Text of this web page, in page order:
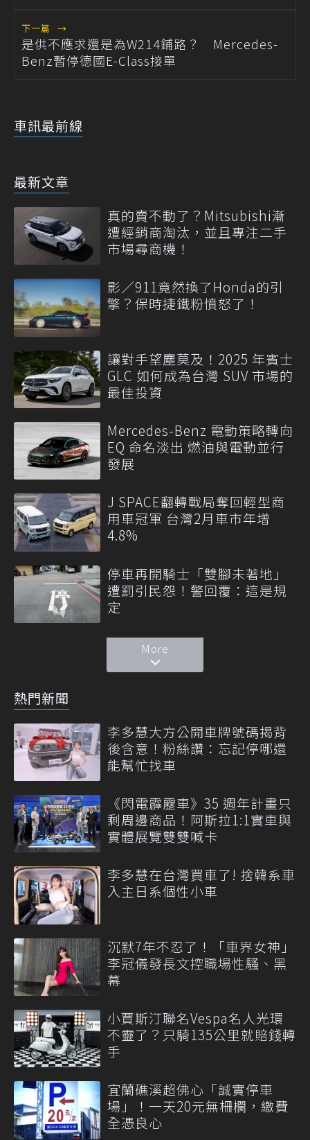
下一篇 →
是供不應求還是為W214鋪路？ Mercedes-
Benz暫停德國E-Class接單
車訊最前線
最新文章
真的賣不動了？Mitsubishi漸
遭經銷商淘汰，並且專注二手
市場尋商機！
影／911竟然換了Honda的引
擎？保時捷鐵粉憤怒了！
讓對手望塵莫及！2025 年賓士
GLC 如何成為台灣 SUV 市場的
最佳投資
Mercedes-Benz 電動策略轉向
EQ 命名淡出 燃油與電動並行
發展
J SPACE翻轉戰局奪回輕型商
用車冠軍 台灣2月車市年增
4.8%
停車再開騎士「雙腳未著地」
遭罰引民怨！警回覆：這是規
定
More
熱門新聞
李多慧大方公開車牌號碼揭背
後含意！粉絲讚：忘記停哪還
能幫忙找車
《閃電霹靂車》35 週年計畫只
剩周邊商品！阿斯拉1:1實車與
實體展覽雙雙喊卡
李多慧在台灣買車了! 捨韓系車
入主日系個性小車
沉默7年不忍了！「車界女神」
李冠儀發長文控職場性騷、黑
幕
小賈斯汀聯名Vespa名人光環
不靈了？只騎135公里就賠錢轉
手
宜蘭礁溪超佛心「誠實停車
場」！一天20元無柵欄，繳費
全憑良心